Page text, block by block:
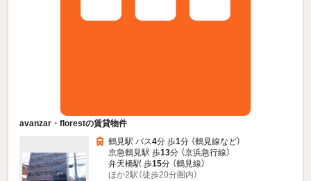
avanzar・florestの賃貸物件
鶴見駅 バス4分 歩1分 （鶴見線など）
京急鶴見駅 歩13分 （京浜急行線）
弁天橋駅 歩15分 （鶴見線）
ほか2駅（徒歩20分圏内）